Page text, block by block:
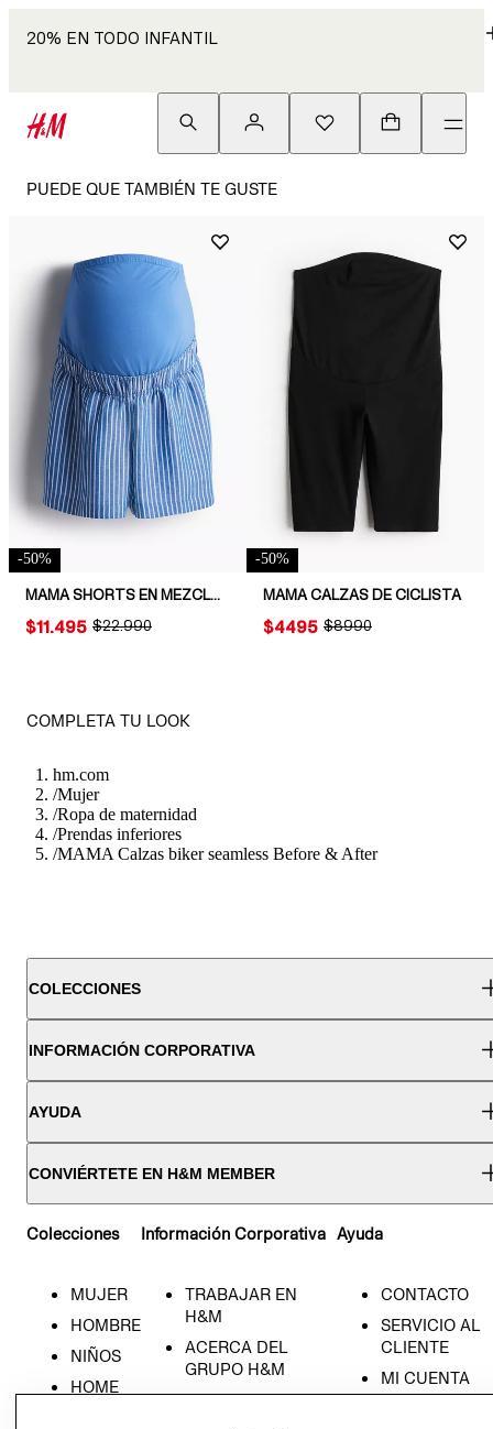
20% EN TODO INFANTIL
PUEDE QUE TAMBIÉN TE GUSTE
-50%
MAMA SHORTS EN MEZCLA DE LINO
ORIGINAL PRICE:
$22.990
PRICE:
$11.495
-50%
MAMA CALZAS DE CICLISTA
ORIGINAL PRICE:
$8990
PRICE:
$4495
COMPLETA TU LOOK
hm.com
/Mujer
/Ropa de maternidad
/Prendas inferiores
/MAMA Calzas biker seamless Before & After
COLECCIONES
INFORMACIÓN CORPORATIVA
AYUDA
CONVIÉRTETE EN H&M MEMBER
Colecciones
MUJER
HOMBRE
NIÑOS
HOME
Información Corporativa
TRABAJAR EN
H&M
ACERCA DEL
GRUPO H&M
RESPONSABILIDAD
Ayuda
CONTACTO
SERVICIO AL
CLIENTE
MI CUENTA